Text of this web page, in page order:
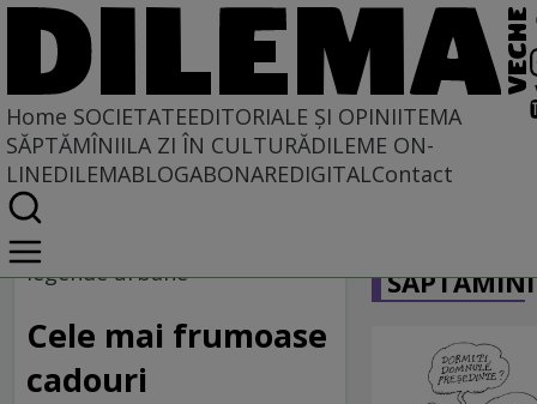
Home SOCIETATEEDITORIALE ȘI OPINIITEMA
SĂPTĂMÎNIILA ZI ÎN CULTURĂDILEME ON-
LINEDILEMABLOGABONAREDIGITALContact
Home
Societate
legende urbane
Cele mai frumoase
cadouri